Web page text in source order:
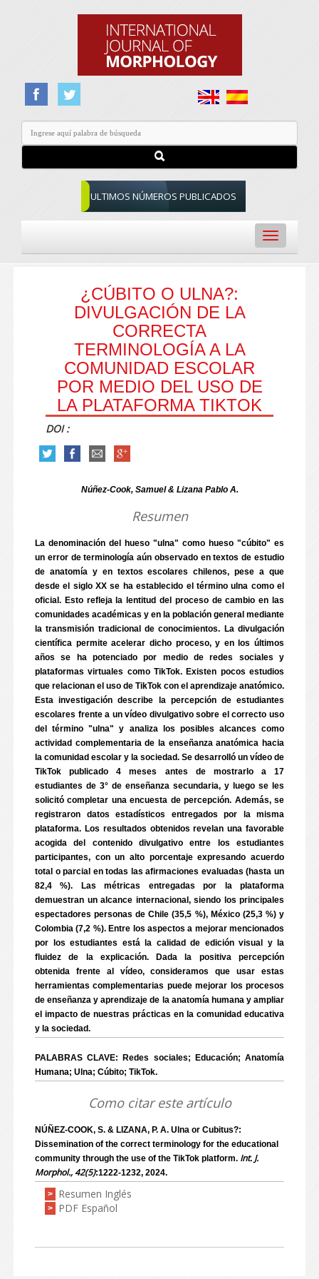
ULTIMOS NÚMEROS PUBLICADOS
Toggle
navigation
¿CÚBITO O ULNA?:
DIVULGACIÓN DE LA
CORRECTA
TERMINOLOGÍA A LA
COMUNIDAD ESCOLAR
POR MEDIO DEL USO DE
LA PLATAFORMA TIKTOK
DOI :
Núñez-Cook, Samuel & Lizana Pablo A.
Resumen
La denominación del hueso "ulna" como hueso "cúbito" es
un error de terminología aún observado en textos de estudio
de anatomía y en textos escolares chilenos, pese a que
desde el siglo XX se ha establecido el término ulna como el
oficial. Esto refleja la lentitud del proceso de cambio en las
comunidades académicas y en la población general mediante
la transmisión tradicional de conocimientos. La divulgación
científica permite acelerar dicho proceso, y en los últimos
años se ha potenciado por medio de redes sociales y
plataformas virtuales como TikTok. Existen pocos estudios
que relacionan el uso de TikTok con el aprendizaje anatómico.
Esta investigación describe la percepción de estudiantes
escolares frente a un vídeo divulgativo sobre el correcto uso
del término "ulna" y analiza los posibles alcances como
actividad complementaria de la enseñanza anatómica hacia
la comunidad escolar y la sociedad. Se desarrolló un vídeo de
TikTok publicado 4 meses antes de mostrarlo a 17
estudiantes de 3° de enseñanza secundaria, y luego se les
solicitó completar una encuesta de percepción. Además, se
registraron datos estadísticos entregados por la misma
plataforma. Los resultados obtenidos revelan una favorable
acogida del contenido divulgativo entre los estudiantes
participantes, con un alto porcentaje expresando acuerdo
total o parcial en todas las afirmaciones evaluadas (hasta un
82,4 %). Las métricas entregadas por la plataforma
demuestran un alcance internacional, siendo los principales
espectadores personas de Chile (35,5 %), México (25,3 %) y
Colombia (7,2 %). Entre los aspectos a mejorar mencionados
por los estudiantes está la calidad de edición visual y la
fluidez de la explicación. Dada la positiva percepción
obtenida frente al vídeo, consideramos que usar estas
herramientas complementarias puede mejorar los procesos
de enseñanza y aprendizaje de la anatomía humana y ampliar
el impacto de nuestras prácticas en la comunidad educativa
y la sociedad.
PALABRAS CLAVE: Redes sociales; Educación; Anatomía
Humana; Ulna; Cúbito; TikTok.
Como citar este artículo
NÚÑEZ-COOK, S. & LIZANA, P. A. Ulna or Cubitus?:
Dissemination of the correct terminology for the educational
community through the use of the TikTok platform. Int. J.
Morphol., 42(5):1222-1232, 2024.
> Resumen Inglés
> PDF Español